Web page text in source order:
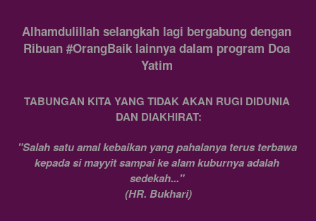
Alhamdulillah selangkah lagi bergabung dengan
Ribuan #OrangBaik lainnya dalam program Doa
Yatim
TABUNGAN KITA YANG TIDAK AKAN RUGI DIDUNIA
DAN DIAKHIRAT:
"Salah satu amal kebaikan yang pahalanya terus terbawa
kepada si mayyit sampai ke alam kuburnya adalah
sedekah..."
(HR. Bukhari)